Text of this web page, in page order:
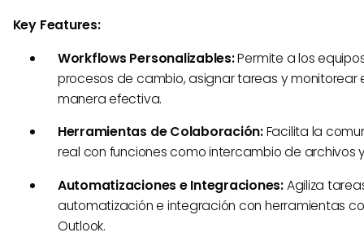
Key Features:
Workflows Personalizables:Permite a los
procesos de cambio, asignar tareas y monitorear
manera efectiva.
Herramientas de Colaboración:Facilita la
real con funciones como intercambio de archivos
Automatizaciones e Integraciones:Agiliza
automatización e integración con herramientas
Outlook.